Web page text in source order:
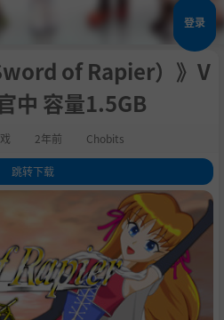
登录
of Rapier）》V
中 容量1.5GB
2年前 Chobits
跳转下载